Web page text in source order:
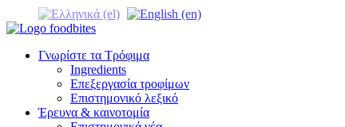
Γνωρίστε τα Τρόφιμα
Ingredients
Επεξεργασία τροφίμων
Επιστημονικό λεξικό
Έρευνα & καινοτομία